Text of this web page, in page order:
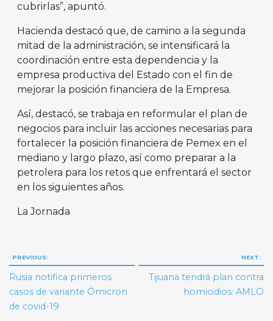
cubrirlas”, apuntó.
Hacienda destacó que, de camino a la segunda
mitad de la administración, se intensificará la
coordinación entre esta dependencia y la
empresa productiva del Estado con el fin de
mejorar la posición financiera de la Empresa.
Así, destacó, se trabaja en reformular el plan de
negocios para incluir las acciones necesarias para
fortalecer la posición financiera de Pemex en el
mediano y largo plazo, así como preparar a la
petrolera para los retos que enfrentará el sector
en los siguientes años.
La Jornada
Navegación
de
entradas
PREVIOUS:
Rusia notifica primeros
casos de variante Ómicron
de covid-19
NEXT:
Tijuana tendrá plan contra
homicidios: AMLO